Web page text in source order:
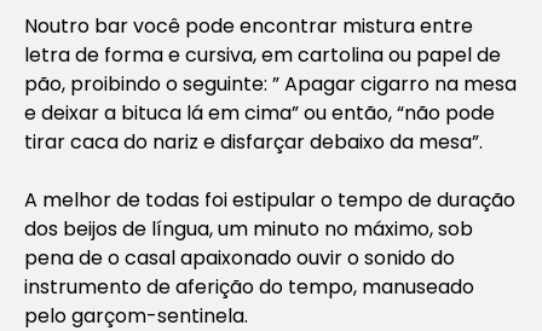
Noutro bar você pode encontrar mistura entre
letra de forma e cursiva, em cartolina ou papel de
pão, proibindo o seguinte: ” Apagar cigarro na mesa
e deixar a bituca lá em cima” ou então, “não pode
tirar caca do nariz e disfarçar debaixo da mesa”.
A melhor de todas foi estipular o tempo de duração
dos beijos de língua, um minuto no máximo, sob
pena de o casal apaixonado ouvir o sonido do
instrumento de aferição do tempo, manuseado
pelo garçom-sentinela.